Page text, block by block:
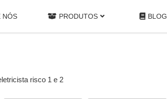
NÓS PRODUTOS BLOG
risco 1 e 2